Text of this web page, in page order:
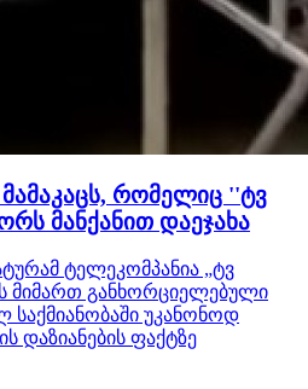
რომელიც ''ტვ
მანქანით დაეჯახა
ტელეკომპანია „ტვ
მიმართ განხორციელებული
უკანონოდ
დაზიანების ფაქტზე